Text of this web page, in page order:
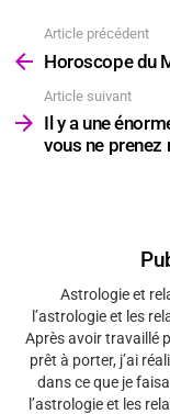
plus
Article précédent
Horoscope du
Article suivant
Il y a une
vous ne prenez
Astrologie et
l’astrologie et les
Après avoir travaillé
prêt à porter, j’ai
dans ce que je
l’astrologie et les